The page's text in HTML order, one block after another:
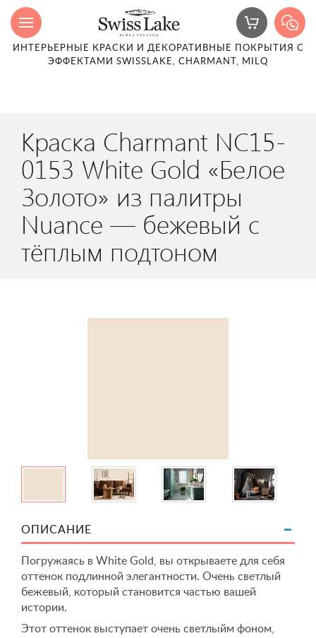
ИНТЕРЬЕРНЫЕ КРАСКИ И ДЕКОРАТИВНЫЕ ПОКРЫТИЯ С
ЭФФЕКТАМИ SWISSLAKE, CHARMANT, MILQ
Краска Charmant NC15-
0153 White Gold «Белое
Золото» из палитры
Nuance — бежевый с
тёплым подтоном
ОПИСАНИЕ
Погружаясь в White Gold, вы открываете для себя
оттенок подлинной элегантности. Очень светлый
бежевый, который становится частью вашей
истории.
Этот оттенок выступает очень светлыйм фоном,